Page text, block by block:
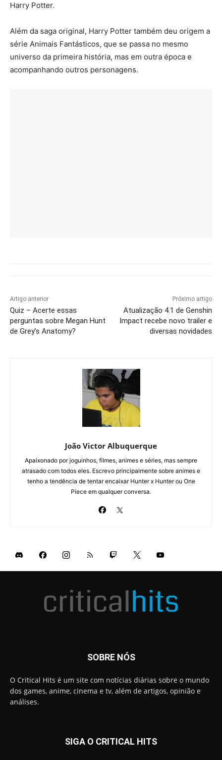
Harry Potter.
Além da saga original, Harry Potter também deu origem a
série Animais Fantásticos, que se passa no mesmo
universo da primeira história, mas em outra época e
acompanhando outros personagens.
Artigo anterior
Quiz – Acerte essas
perguntas sobre Megan Hunt
de Grey’s Anatomy?
Próximo artigo
Atualização 4.1 de Genshin
Impact recebe novo trailer e
diversas novidades
João Victor Albuquerque
Apaixonado por joguinhos, filmes, animes e séries, mas sempre
atrasado com todos eles. Escrevo principalmente sobre animes e
tenho a tendência de tentar encaixar Hunter x Hunter ou One
Piece em qualquer conversa.
SOBRE NÓS
O Critical Hits é um site com notícias diárias sobre o mundo
dos games, anime, cinema e tv, além de artigos, opinião e
análises.
SIGA O CRITICAL HITS